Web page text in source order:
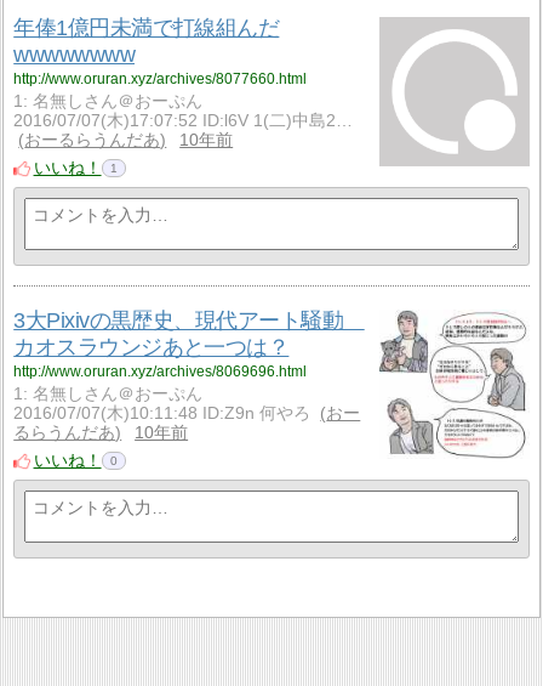
年俸1億円未満で打線組んだ
wwwwwwww
http://www.oruran.xyz/archives/8077660.html
1: 名無しさん＠おーぷん
2016/07/07(木)17:07:52 ID:l6V 1(二)中島2…
おーるらうんだあ
10年前
いいね！
1
3大Pixivの黒歴史、現代アート騒動
カオスラウンジあと一つは？
http://www.oruran.xyz/archives/8069696.html
1: 名無しさん＠おーぷん
2016/07/07(木)10:11:48 ID:Z9n 何やろ
おー
るらうんだあ
10年前
いいね！
0